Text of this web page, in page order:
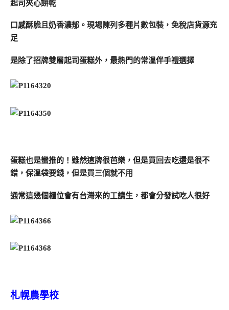
起司夾心餅乾
口感酥脆且奶香濃郁。現場陳列多種片數包裝，免稅店貨源充
足
是除了招牌雙層起司蛋糕外，最熱門的常溫伴手禮選擇
蛋糕也是蠻推的！雖然這牌很芭樂，但是買回去吃還是很不
錯，保溫袋要錢，但是買三個就不用
通常這幾個櫃位會有台灣來的工讀生，都會分發試吃人很好
札幌農學校